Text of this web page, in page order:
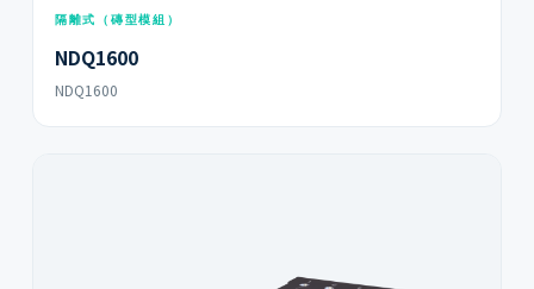
隔離式（磚型模組）
NDQ1600
NDQ1600